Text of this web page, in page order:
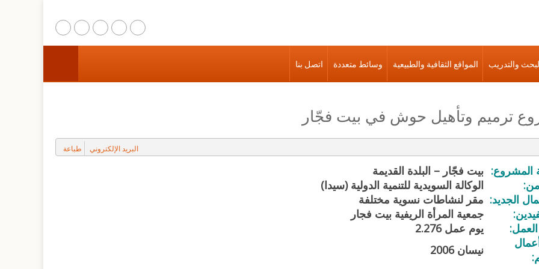
التوعية المجتمعية
والتدريب المواقع الثقافية والطبيعية وسائط متعددة اتصل بنا
ترميم وتأهيل حوش في بيت فجّار
طباعة البريد الإلكتروني
المشروع: بيت فجّار – البلدة القديمة
الوكالة السويدية للتنمية الدولية (سيدا)
الجديد: مقر لنشاطات نسوية مختلفة
جمعية المرأة الريفية بيت فجار
2.276 يوم عمل
نيسان 2006